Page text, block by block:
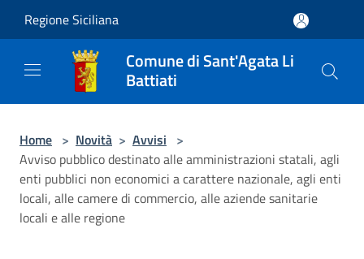
Regione Siciliana
Comune di Sant'Agata Li
Battiati
Home > Novità > Avvisi >
Avviso pubblico destinato alle amministrazioni statali, agli
enti pubblici non economici a carattere nazionale, agli enti
locali, alle camere di commercio, alle aziende sanitarie
locali e alle regione